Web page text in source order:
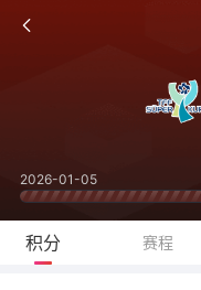
2026-01-05
积分 赛程